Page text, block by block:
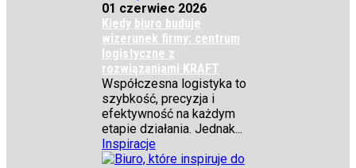
01 czerwiec 2026
Kiedy biuro buduje
wizerunek firmy: centrum
logistyczne z
rozwiązaniami KRAFT
Współczesna logistyka to
szybkość, precyzja i
efektywność na każdym
etapie działania. Jednak...
Inspiracje